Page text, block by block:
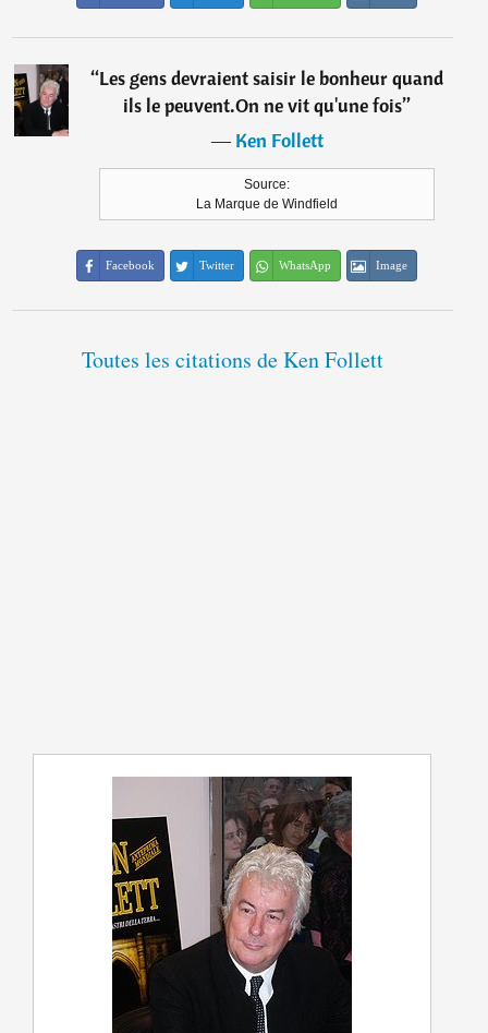
“Les gens devraient saisir le bonheur quand
ils le peuvent.On ne vit qu'une fois”
―Ken Follett
Source:
La Marque de Windfield
Facebook Twitter WhatsApp Image
Toutes les citations de Ken Follett